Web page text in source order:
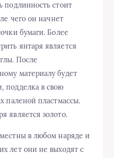
подлинность стоит
чего он начнет
бумаги. Более
янтаря является
После
материалу будет
подделка в свою
паленой пластмассы.
является золото.
в любом наряде и
лет они не выходят с